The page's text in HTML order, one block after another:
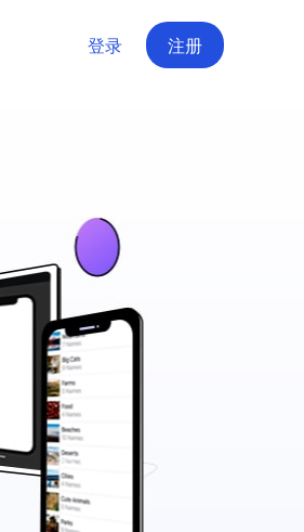
登录 注册